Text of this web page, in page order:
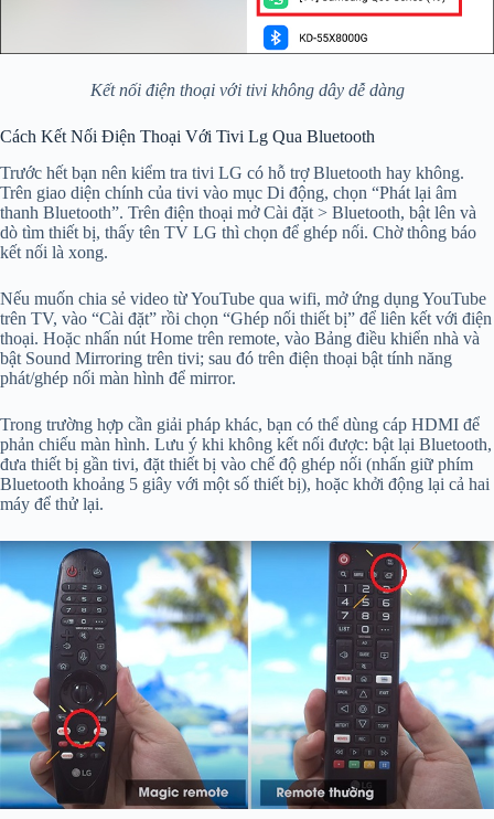
Kết nối điện thoại với tivi không dây dễ dàng
Cách Kết Nối Điện Thoại Với Tivi Lg Qua Bluetooth
Trước hết bạn nên kiểm tra tivi LG có hỗ trợ Bluetooth hay không.
Trên giao diện chính của tivi vào mục Di động, chọn “Phát lại âm
thanh Bluetooth”. Trên điện thoại mở Cài đặt > Bluetooth, bật lên và
dò tìm thiết bị, thấy tên TV LG thì chọn để ghép nối. Chờ thông báo
kết nối là xong.
Nếu muốn chia sẻ video từ YouTube qua wifi, mở ứng dụng YouTube
trên TV, vào “Cài đặt” rồi chọn “Ghép nối thiết bị” để liên kết với điện
thoại. Hoặc nhấn nút Home trên remote, vào Bảng điều khiển nhà và
bật Sound Mirroring trên tivi; sau đó trên điện thoại bật tính năng
phát/ghép nối màn hình để mirror.
Trong trường hợp cần giải pháp khác, bạn có thể dùng cáp HDMI để
phản chiếu màn hình. Lưu ý khi không kết nối được: bật lại Bluetooth,
đưa thiết bị gần tivi, đặt thiết bị vào chế độ ghép nối (nhấn giữ phím
Bluetooth khoảng 5 giây với một số thiết bị), hoặc khởi động lại cả hai
máy để thử lại.